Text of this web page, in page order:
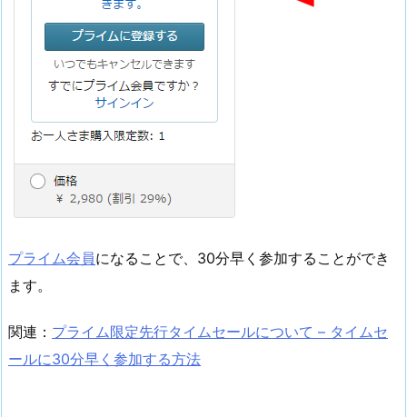
プライム会員になることで、30分早く参加することができ
ます。
関連： プライム限定先行タイムセールについて – タイムセ
ールに30分早く参加する方法